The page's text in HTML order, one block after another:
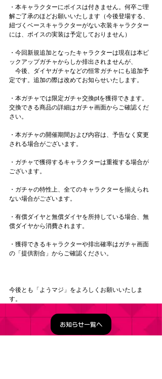
・本キャラクターにボイスは付きません。何卒ご理
解ご了承のほどお願いいたします（今後登場する、
紐づくベースキャラクターがない衣装キャラクター
には、ボイスの実装は予定しておりません）
・今回新規追加となったキャラクターは現在は本ピ
ックアップガチャからしか排出されませんが、
今後、ダイヤガチャなどの恒常ガチャにも追加予
定です。追加の際は改めてお知らせいたします。
・本ガチャでは限定ガチャ交換ptを獲得できます。
交換できる商品の詳細はガチャ画面からご確認くだ
さい。
・本ガチャの開催期間および内容は、予告なく変更
される場合がございます。
・ガチャで獲得するキャラクターは重複する場合が
ございます。
・ガチャの特性上、全てのキャラクターを揃えられ
ない場合がございます。
・有償ダイヤと無償ダイヤを所持している場合、無
償ダイヤから消費されます。
・獲得できるキャラクターや排出確率はガチャ画面
の「提供割合」からご確認ください。
今後とも「ようマジ」をよろしくお願いいたしま
す。
お知らせ一覧へ